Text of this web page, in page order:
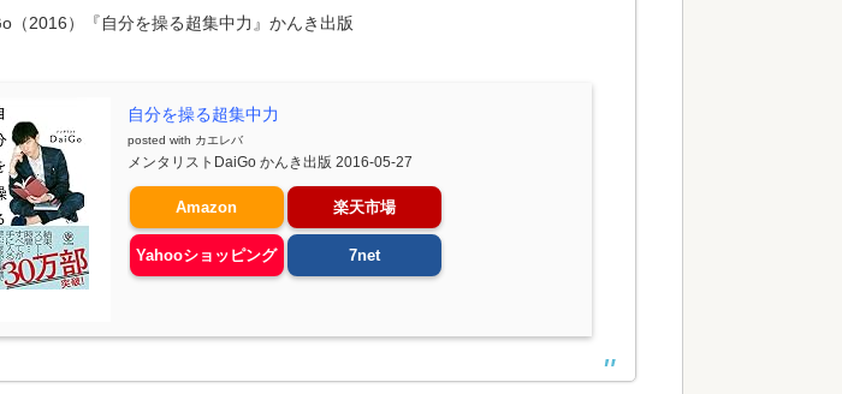
（2016）『自分を操る超集中力』かんき出版
自分を操る超集中力
posted with カエレバ
メンタリストDaiGo かんき出版 2016-05-27
Amazon 楽天市場
Yahooショッピング 7net